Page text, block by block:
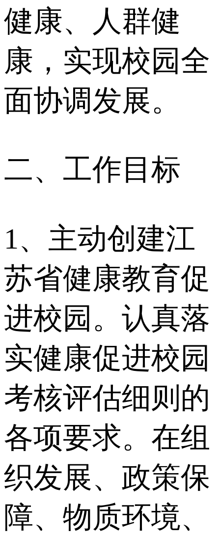
健康、人群健
康，实现校园全
面协调发展。
二、工作目标
1、主动创建江
苏省健康教育促
进校园。认真落
实健康促进校园
考核评估细则的
各项要求。在组
织发展、政策保
障、物质环境、